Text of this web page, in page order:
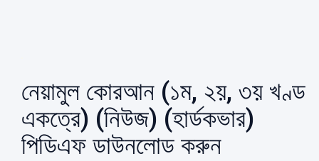
নেয়ামুল কোরআন (১ম, ২য়, ৩য় খণ্ড
একত্রে) (নিউজ) (হার্ডকভার)
পিডিএফ ডাউনলোড করুন